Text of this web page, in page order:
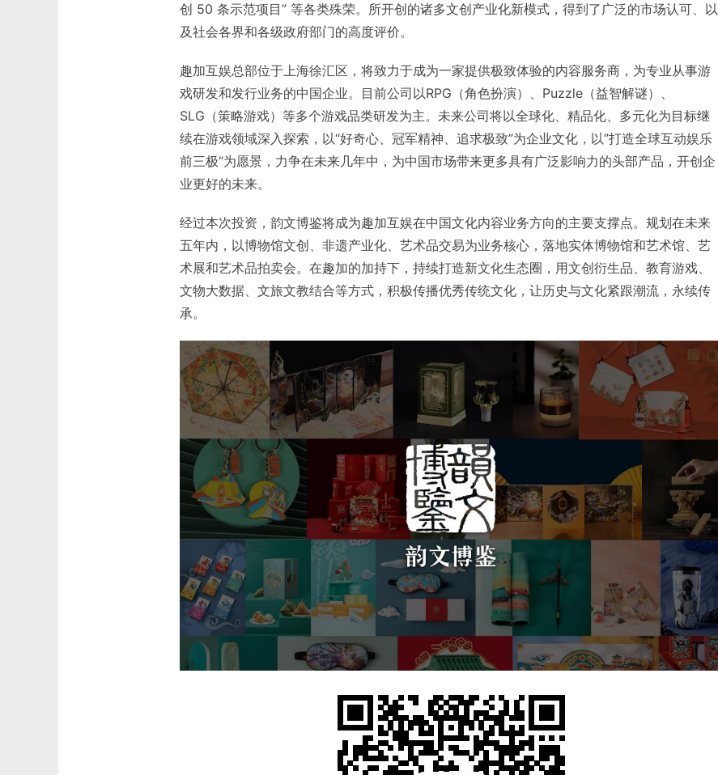
创 50 条示范项目” 等各类殊荣。所开创的诸多文创产业化新模式，得到了广泛的市场认可、以
及社会各界和各级政府部门的高度评价。
趣加互娱总部位于上海徐汇区，将致力于成为一家提供极致体验的内容服务商，为专业从事游
戏研发和发行业务的中国企业。目前公司以RPG（角色扮演）、Puzzle（益智解谜）、
SLG（策略游戏）等多个游戏品类研发为主。未来公司将以全球化、精品化、多元化为目标继
续在游戏领域深入探索，以“好奇心、冠军精神、追求极致”为企业文化，以”打造全球互动娱乐
前三极“为愿景，力争在未来几年中，为中国市场带来更多具有广泛影响力的头部产品，开创企
业更好的未来。
经过本次投资，韵文博鉴将成为趣加互娱在中国文化内容业务方向的主要支撑点。规划在未来
五年内，以博物馆文创、非遗产业化、艺术品交易为业务核心，落地实体博物馆和艺术馆、艺
术展和艺术品拍卖会。在趣加的加持下，持续打造新文化生态圈，用文创衍生品、教育游戏、
文物大数据、文旅文教结合等方式，积极传播优秀传统文化，让历史与文化紧跟潮流，永续传
承。